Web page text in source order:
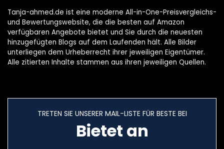
Tanja-ahmed.de ist eine moderne All-in-One-Preisvergleichs-
und Bewertungswebsite, die die besten auf Amazon
verfügbaren Angebote bietet und Sie durch die neuesten
hinzugefügten Blogs auf dem Laufenden hält. Alle Bilder
unterliegen dem Urheberrecht ihrer jeweiligen Eigentümer.
Alle zitierten Inhalte stammen aus ihren jeweiligen Quellen.
TRETEN SIE UNSERER MAIL-LISTE FÜR BESTE BEI
Bietet an